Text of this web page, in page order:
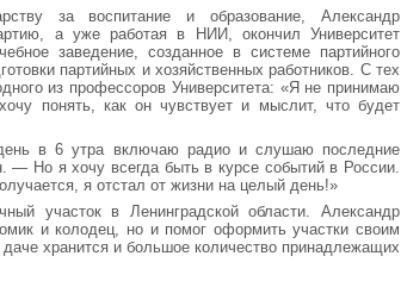
за воспитание и образование, Александр
а уже работая в НИИ, окончил Университет
заведение, созданное в системе партийного
партийных и хозяйственных работников. С тех
из профессоров Университета: «Я не принимаю
понять, как он чувствует и мыслит, что будет
в 6 утра включаю радио и слушаю последние
— Но я хочу всегда быть в курсе событий в России.
я отстал от жизни на целый день!»
участок в Ленинградской области. Александр
и колодец, но и помог оформить участки своим
хранится и большое количество принадлежащих